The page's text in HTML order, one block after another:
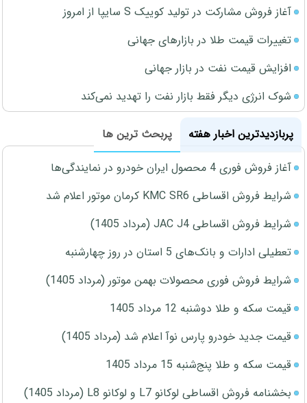
آغاز فروش مشارکت در تولید کوییک S سایپا از امروز
تغییرات قیمت طلا در بازارهای جهانی
افزایش قیمت نفت در بازار جهانی
شوک انرژی دیگر فقط بازار نفت را تهدید نمی‌کند
پربازدیدترین اخبار هفته
پربحث ترین ها
آغاز فروش فوری 4 محصول ایران خودرو در نمایندگی‌ها
شرایط فروش اقساطی KMC SR6 کرمان موتور اعلام شد
شرایط فروش اقساطی JAC J4 (مرداد 1405)
تعطیلی ادارات و بانک‌های 5 استان در روز چهارشنبه
شرایط فروش فوری محصولات بهمن موتور (مرداد 1405)
قیمت سکه و طلا دوشنبه 12 مرداد 1405
قیمت جدید خودرو پارس نوآ اعلام شد (مرداد 1405)
قیمت سکه و طلا پنج‌شنبه 15 مرداد 1405
بخشنامه فروش اقساطی لوکانو L7 و لوکانو L8 (مرداد 1405)